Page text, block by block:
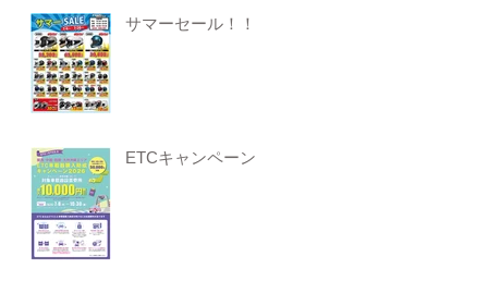
サマーセール！！
ETCキャンペーン